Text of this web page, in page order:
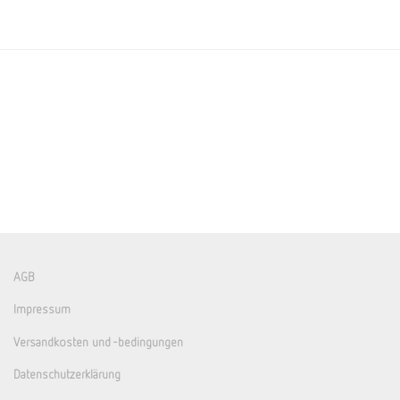
AGB
Impressum
Versandkosten und -bedingungen
Datenschutzerklärung